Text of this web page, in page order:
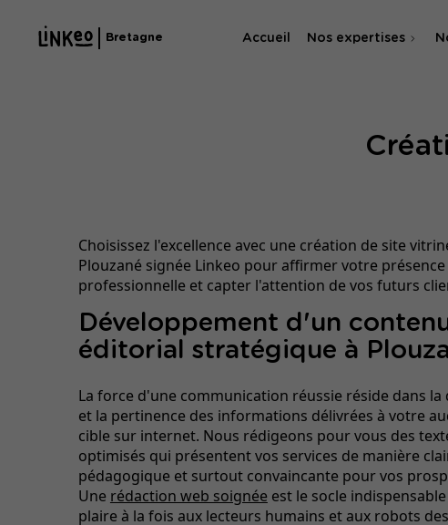
Bretagne Accueil Nos expertises
Agence SEA &
Choisissez l'excellence avec une création de site
Plouzané signée Linkeo pour affirmer votre présence
professionnelle et capter l'attention de vos futurs
Développement d'un
éditorial stratégique à
La force d'une communication réussie réside dans la
et la pertinence des informations délivrées à votre
cible sur internet. Nous rédigeons pour vous des
optimisés qui présentent vos services de manière
pédagogique et surtout convaincante pour vos
Une rédaction web soignée est le socle
plaire à la fois aux lecteurs humains et aux robots des